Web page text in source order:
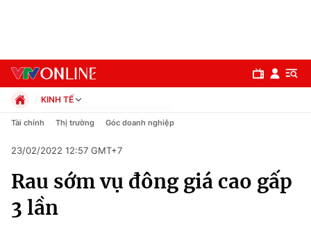
Chuyên mục
Chính trị
KINH TẾ
Chính trị
Pháp luật
Kinh tế
Thể thao
Truyền hình
Tài chính Thị trường Góc doanh nghiệp
23/02/2022 12:57 GMT+7
Rau sớm vụ đông giá cao gấp
3 lần